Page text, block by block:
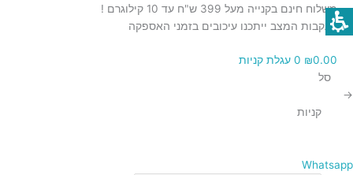
דילוג
לתוכן
משלוח חינם בקנייה מעל 399 ש"ח עד 10 קילוגרם !
בעקבות המצב ייתכנו עיכובים בזמני האספקה
₪0.00
0 עגלת קניות
סל
→
קניות
Whatsapp
כמות
של
ורוד
כמות
של
בוטנים
כמות
של
מרוכז
כמות
של
מרוכז
ממותק